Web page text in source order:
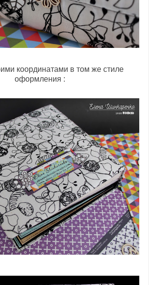
координатами в том же стиле
оформления :